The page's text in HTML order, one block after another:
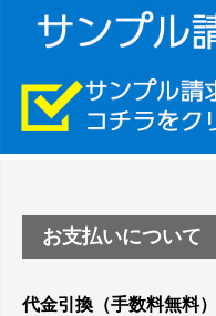
つや消し半透明ラベ
縦420mm×横650mm
お支払いについて
代金引換（手数料無料）